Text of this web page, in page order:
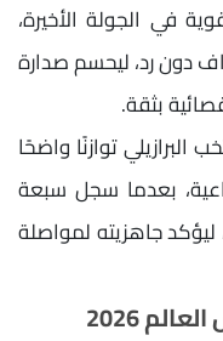
في الجولة الأخيرة،
دون رد، ليحسم صدارة
بثقة.
توازنًا واضحًا
بعدما سجل سبعة
جاهزيته لمواصلة
2026